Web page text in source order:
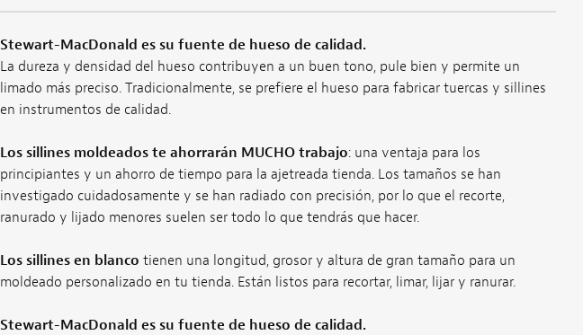
Stewart-MacDonald es su fuente de hueso de calidad.
La dureza y densidad del hueso contribuyen a un buen tono, pule bien y permite un
limado más preciso. Tradicionalmente, se prefiere el hueso para fabricar tuercas y sillines
en instrumentos de calidad.
Los sillines moldeados te ahorrarán MUCHO trabajo: una ventaja para los
principiantes y un ahorro de tiempo para la ajetreada tienda. Los tamaños se han
investigado cuidadosamente y se han radiado con precisión, por lo que el recorte,
ranurado y lijado menores suelen ser todo lo que tendrás que hacer.
Los sillines en blanco tienen una longitud, grosor y altura de gran tamaño para un
moldeado personalizado en tu tienda. Están listos para recortar, limar, lijar y ranurar.
Stewart-MacDonald es su fuente de hueso de calidad.